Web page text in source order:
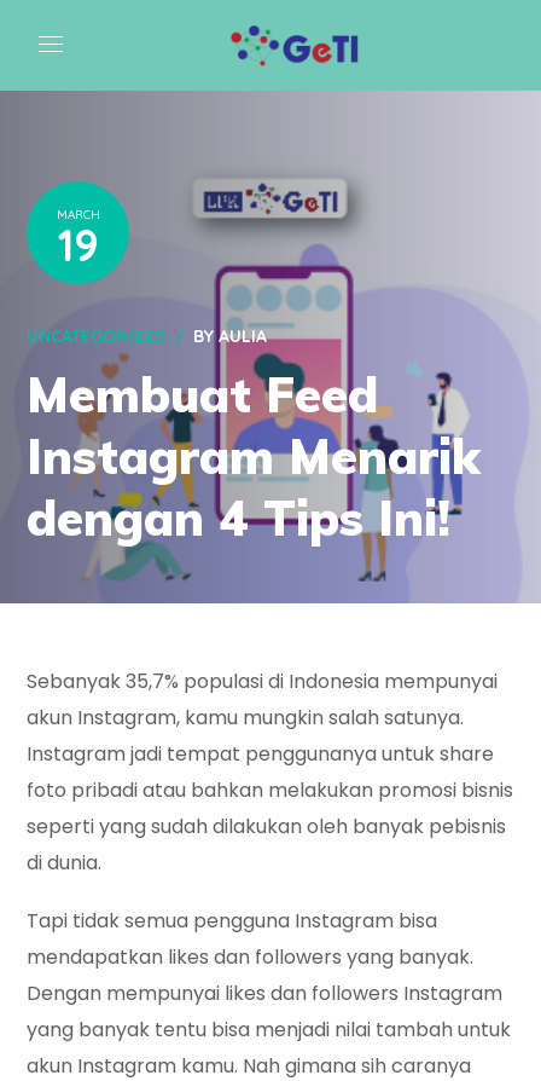
MARCH
19
UNCATEGORIZED BYAULIA
Membuat Feed
Instagram Menarik
dengan 4 Tips Ini!
Sebanyak 35,7% populasi di Indonesia mempunyai
akun Instagram, kamu mungkin salah satunya.
Instagram jadi tempat penggunanya untuk share
foto pribadi atau bahkan melakukan promosi bisnis
seperti yang sudah dilakukan oleh banyak pebisnis
di dunia.
Tapi tidak semua pengguna Instagram bisa
mendapatkan likes dan followers yang banyak.
Dengan mempunyai likes dan followers Instagram
yang banyak tentu bisa menjadi nilai tambah untuk
akun Instagram kamu. Nah gimana sih caranya